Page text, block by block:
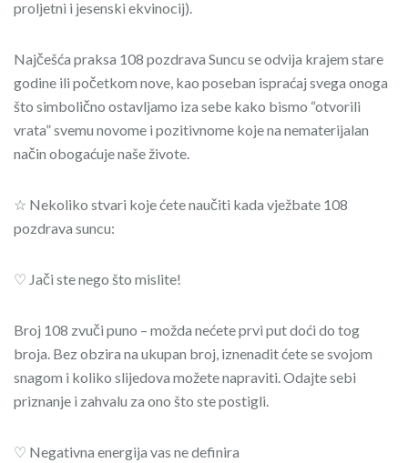
proljetni i jesenski ekvinocij).
Najčešća praksa 108 pozdrava Suncu se odvija krajem stare
godine ili početkom nove, kao poseban ispraćaj svega onoga
što simbolično ostavljamo iza sebe kako bismo “otvorili
vrata” svemu novome i pozitivnome koje na nematerijalan
način obogaćuje naše živote.
☆ Nekoliko stvari koje ćete naučiti kada vježbate 108
pozdrava suncu:
♡ Jači ste nego što mislite!
Broj 108 zvuči puno – možda nećete prvi put doći do tog
broja. Bez obzira na ukupan broj, iznenadit ćete se svojom
snagom i koliko slijedova možete napraviti. Odajte sebi
priznanje i zahvalu za ono što ste postigli.
♡ Negativna energija vas ne definira